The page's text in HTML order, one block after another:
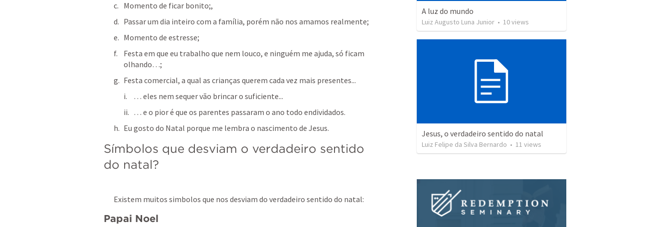
Momento de ficar bonito;,
Passar um dia inteiro com a família, porém não nos amamos realmente;
Momento de estresse;
Festa em que eu trabalho que nem louco, e ninguém me ajuda, só ficam
olhando…;
Festa comercial, a qual as crianças querem cada vez mais presentes...
… eles nem sequer vão brincar o suficiente...
… e o pior é que os parentes passaram o ano todo endividados.
Eu gosto do Natal porque me lembra o nascimento de Jesus.
Símbolos que desviam o verdadeiro sentido
do natal?
Existem muitos simbolos que nos desviam do verdadeiro sentido do natal:
Papai Noel
A luz do mundo
Luiz Augusto Luna Junior • 10views
Jesus, o verdadeiro sentido do natal
Luiz Felipe da Silva Bernardo • 11 views